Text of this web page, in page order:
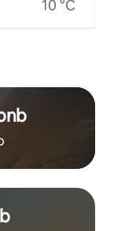
10 °C